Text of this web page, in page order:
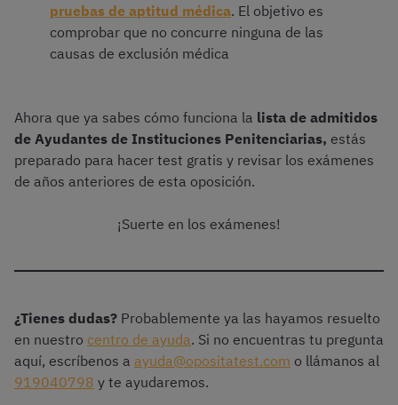
pruebas de aptitud médica. El objetivo es
comprobar que no concurre ninguna de las
causas de exclusión médica
Ahora que ya sabes cómo funciona la lista de admitidos
de Ayudantes de Instituciones Penitenciarias, estás
preparado para hacer test gratis y revisar los exámenes
de años anteriores de esta oposición.
¡Suerte en los exámenes!
¿Tienes dudas? Probablemente ya las hayamos resuelto
en nuestro centro de ayuda. Si no encuentras tu pregunta
aquí, escríbenos a ayuda@opositatest.com o llámanos al
919040798 y te ayudaremos.